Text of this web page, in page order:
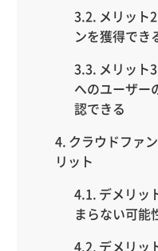
メリット
ンを獲得でき
メリット
へのユーザー
認できる
クラウドファ
リット
デメリッ
まらない可能
デメリッ